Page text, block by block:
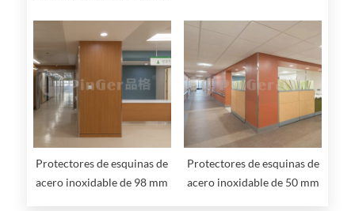
Protectores de esquinas de
acero inoxidable de 98 mm
Protectores de esquinas de
acero inoxidable de 50 mm